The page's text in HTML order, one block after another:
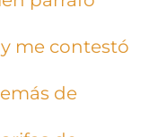
me contestó
de